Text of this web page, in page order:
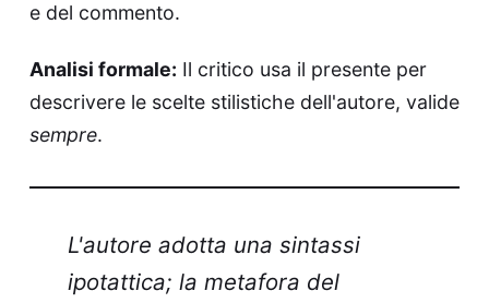
e del commento.
Analisi formale: Il critico usa il presente per
descrivere le scelte stilistiche dell'autore, valide
sempre.
L'autore adotta una sintassi
ipotattica; la metafora del